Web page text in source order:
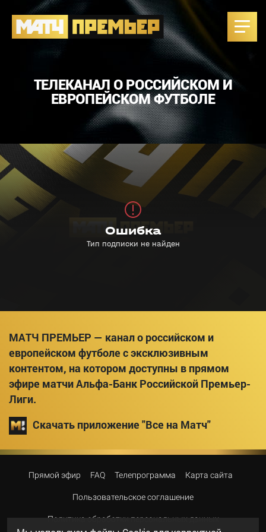
ТЕЛЕКАНАЛ О РОССИЙСКОМ И
ЕВРОПЕЙСКОМ ФУТБОЛЕ
МАТЧ ПРЕМЬЕР — канал о российском и
европейском футболе с эксклюзивным
контентом, на котором доступны в прямом
эфире матчи Альфа-Банк Российской Премьер-
Лиги.
Скачать приложение "Все на Матч"
Прямой эфир FAQ Телепрограмма Карта сайта
Пользовательское соглашение
Политика обработки персональных данных